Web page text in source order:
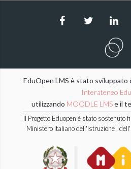
EduOpen LMS è stato sviluppato
Interateneo
utilizzando MOODLE LMSe il
Il Progetto Eduopen è stato sostenuto
Ministero italiano dell'Istruzione ,